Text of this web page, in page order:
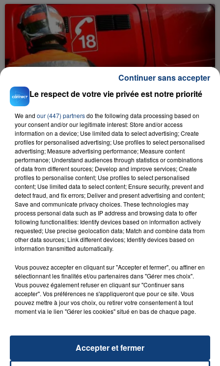
INCENDIE MORTEL À LENS : UNE FEMME ET
SON BÉBÉ ENTRE LA VIE ET LA...
Un homme s'est immolé par le feu après avoir
aspergé sa compagne et leur bébé de trois mois
d'un liquide inflammable.
20 juillet 2026
UNE ADOLESCENTE DEVANT SE FAIRE
OPÉRER DE LA CHEVILLE RESSORT DE LA...
La famille a porté plainte contre la clinique qui a
reconnu sa responsabilité et présenté ses
excuses.
TITRES DIFFUSÉS
1h14
1h14 1h10
1h10
Le respect de votre vie privée est notre priorité
We and our (447) partnersdo the following data processing based on
your consent and/or our legitimate interest: Store and/or access
information on a device; Use limited data to select advertising; Create
profiles for personalised advertising; Use profiles to select personalised
advertising; Measure advertising performance; Measure content
performance; Understand audiences through statistics or combinations
of data from different sources; Develop and improve services; Create
profiles to personalise content; Use profiles to select personalised
content; Use limited data to select content; Ensure security, prevent and
detect fraud, and fix errors; Deliver and present advertising and content;
Save and communicate privacy choices. These technologies may
process personal data such as IP address and browsing data to offer
following functionalities: Identify devices based on information actively
requested; Use precise geolocation data; Match and combine data from
other data sources; Link different devices; Identify devices based on
information transmitted automatically.
Vous pouvez accepter en cliquant sur "Accepter et fermer", ou affiner en
sélectionnant les finalités et/ou partenaires dans "Gérer mes choix".
Vous pouvez également refuser en cliquant sur "Continuer sans
accepter". Vos préférences ne s'appliqueront que pour ce site. Vous
pouvez mettre à jour vos choix, ou retirer votre consentement à tout
moment via le lien "Gérer les cookies" situé en bas de chaque page.
Accepter et fermer
Continuer sans accepter